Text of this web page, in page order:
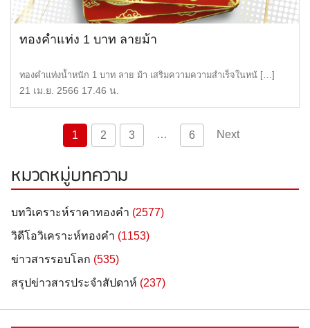
ทองคำแท่ง 1 บาท ลายม้า
ทองคำแท่งน้ำหนัก 1 บาท ลาย ม้า เสริมความความสำเร็จในหน้ […]
21 เม.ย. 2566 17.46 น.
1 2 3 … 6 Next
หมวดหมู่บทความ
บทวิเคราะห์ราคาทองคำ (2577)
วิดีโอวิเคราะห์ทองคำ (1153)
ข่าวสารรอบโลก (535)
สรุปข่าวสารประจำสัปดาห์ (237)